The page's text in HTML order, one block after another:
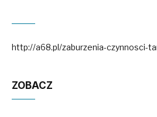
http://a68.pl/zaburzenia-czynnosci-
ZOBACZ